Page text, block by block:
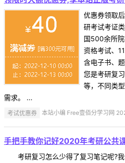
优惠券领取
研考试考证
国500余所
资格考试、
含电子书、
您是考研复
等，不同类
需求。 ...
考试优惠券 本站小编 Free壹佰分学习网
手把手教你记好2020年考研公共
考研复习怎么少得了复习笔记呢?我